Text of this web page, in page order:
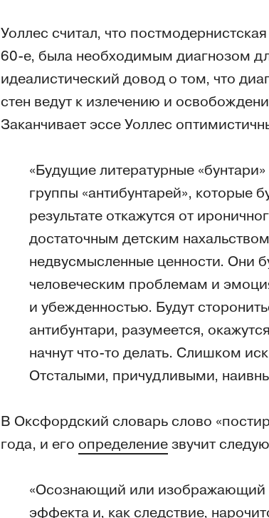
Уоллес считал, что
60-е, была необходимым диагнозом
идеалистический довод о том, что
стен ведут к излечению и
Заканчивает эссе Уоллес
«Будущие литературные
группы «антибунтарей», которые
результате откажутся от
достаточным детским
недвусмысленные ценности. Они
человеческим проблемам и
и убежденностью. Будут
антибунтари, разумеется,
начнут что-то делать. Слишком
Отсталыми, причудливыми,
В Оксфордский словарь слово
года, и его определениезвучит
«Осознающий или изображающий
эффекта и, как следствие,